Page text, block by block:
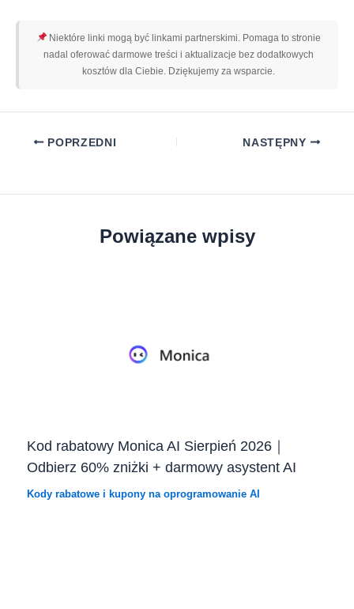
Niektóre linki mogą być linkami partnerskimi. Pomaga to stronie
nadal oferować darmowe treści i aktualizacje bez dodatkowych
kosztów dla Ciebie. Dziękujemy za wsparcie.
POPRZEDNI NASTĘPNY
Powiązane wpisy
Kod rabatowy Monica AI Sierpień 2026｜
Odbierz 60% zniżki + darmowy asystent AI
Kody rabatowe i kupony na oprogramowanie AI